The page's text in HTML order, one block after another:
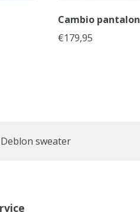
Cambio pantalon
€179,95
Deblon sweater